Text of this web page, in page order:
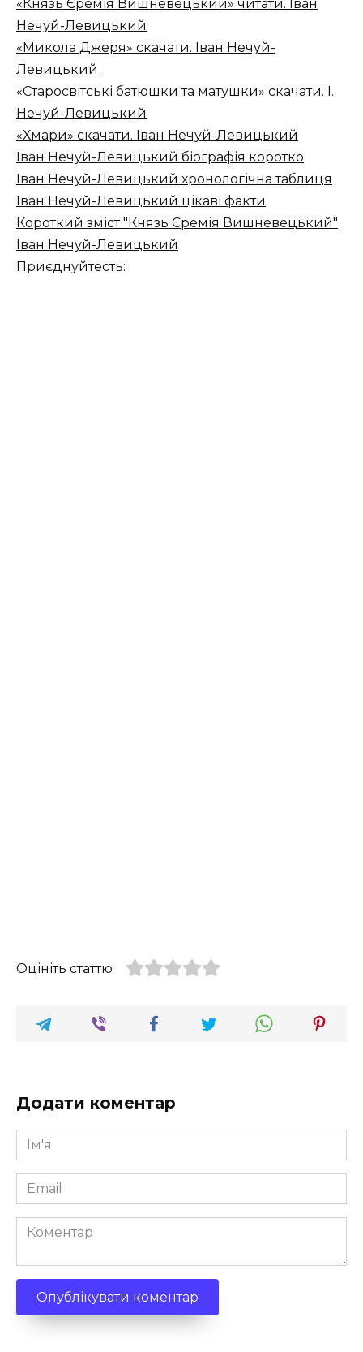
«Князь Єремія Вишневецький» читати. Іван
Нечуй-Левицький
«Микола Джеря» скачати. Іван Нечуй-
Левицький
«Старосвітські батюшки та матушки» скачати. І.
Нечуй-Левицький
«Хмари» скачати. Іван Нечуй-Левицький
Іван Нечуй-Левицький біографія коротко
Іван Нечуй-Левицький хронологічна таблиця
Іван Нечуй-Левицький цікаві факти
Короткий зміст "Князь Єремія Вишневецький"
Іван Нечуй-Левицький
Приєднуйтесть:
Оцініть статтю
Додати коментар
Ім'я
*
Email
*
Коментар